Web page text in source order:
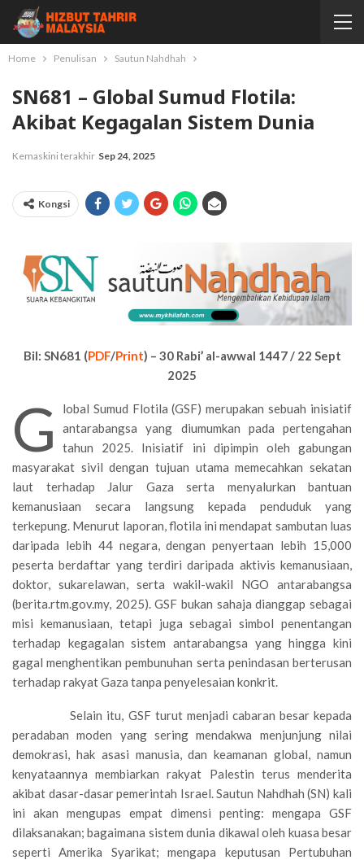
Home Penulisan Sautun Nahdhah
SN681 – Global Sumud Flotila:
Akibat Kegagalan Sistem Dunia
Kemaskini terakhir Sep 24, 2025
Kongsi
Bil: SN681 (PDF/Print) – 30 Rabi’ al-awwal 1447 / 22 Sept
2025
G
lobal Sumud Flotila (GSF) merupakan sebuah inisiatif
antarabangsa yang diumumkan pada pertengahan
tahun 2025. Inisiatif ini dipimpin oleh gabungan
masyarakat sivil dengan tujuan utama memecahkan sekatan
laut terhadap Jalur Gaza serta menyalurkan bantuan
kemanusiaan secara langsung kepada penduduk yang
terkepung. Menurut laporan, flotila ini mendapat sambutan luas
daripada lebih 44 negara, dengan penyertaan lebih 15,000
peserta berdaftar yang terdiri daripada aktivis kemanusiaan,
doktor, sukarelawan, serta wakil-wakil NGO antarabangsa
(berita.rtm.gov.my, 2025). GSF bukan sahaja dianggap sebagai
misi kemanusiaan, tetapi juga sebagai simbol penentangan
terhadap kegagalan sistem antarabangsa yang hingga kini
gagal menghentikan pembunuhan serta penindasan berterusan
terhadap rakyat Gaza tanpa penyelesaian konkrit.
Selain itu, GSF turut menjadi cabaran besar kepada
peradaban moden yang sering mendakwa menjunjung nilai
demokrasi, hak asasi manusia, dan keamanan global, namun
kenyataannya membiarkan rakyat Palestin terus menderita
akibat dasar-dasar pemerintah Israel. Sautun Nahdhah (SN) kali
ini akan mengupas empat dimensi penting: mengapa GSF
dilaksanakan; bagaimana sistem dunia dikawal oleh kuasa besar
seperti Amerika Syarikat; mengapa keputusan Pertubuhan